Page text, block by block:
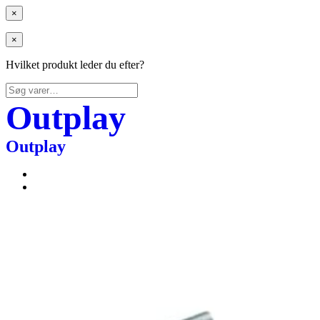
×
×
Hvilket produkt leder du efter?
Søg
efter:
Outplay
Outplay